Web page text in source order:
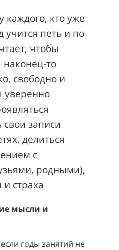
каждого, кто уже
учится петь и по
чтобы
то
свободно и
записи
делиться
с
родными),
и страха
мысли и
годы занятий не